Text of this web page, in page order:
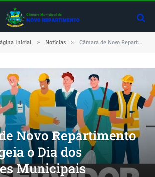
Inicial » Notícias » Câmara de Novo Repartimento homenageia o Dia dos Servidores Municipais
Novo Repartimento
o Dia dos
Municipais